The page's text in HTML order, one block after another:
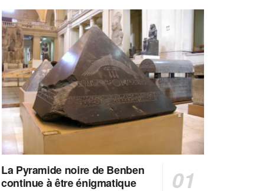
La Pyramide noire de Benben
continue à être énigmatique